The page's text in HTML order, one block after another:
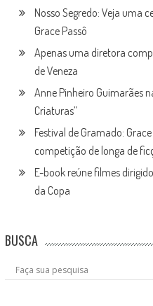
Nosso Segredo: Veja uma
Grace Passô
Apenas uma diretora
de Veneza
Anne Pinheiro Guimarães
Criaturas”
Festival de Gramado:
competição de longa de
E-book reúne filmes
da Copa
BUSCA